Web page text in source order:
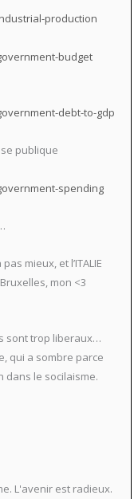
production
budget
debt-to-gdp
publique
spending
pas mieux, et l’ITALIE
mon <3
sont trop liberaux…
qui a sombre parce
dans le socilaisme.
L'avenir est radieux.